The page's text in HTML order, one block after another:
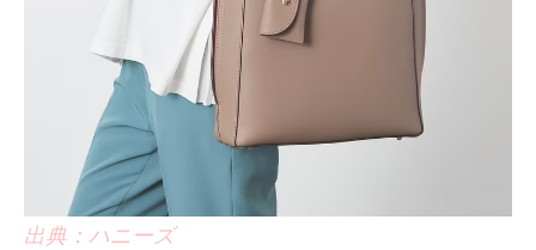
出典：ハニーズ